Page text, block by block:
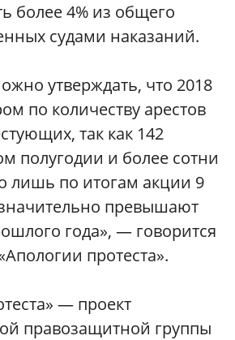
более 4% из общего
судами наказаний.
утверждать, что 2018
по количеству арестов
так как 142
полугодии и более сотни
лишь по итогам акции 9
превышают
года», — говорится
протеста».
— проект
правозащитной группы